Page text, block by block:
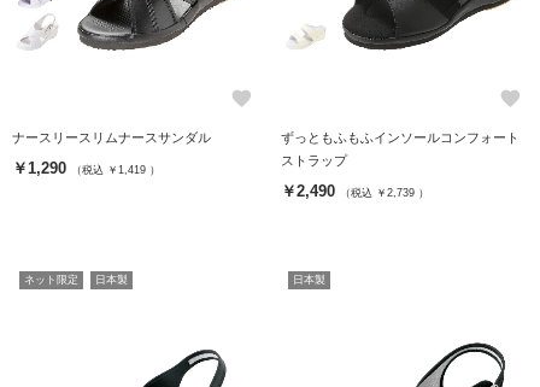
favorite
ナースリースリムナースサンダル
￥1,290 （税込 ￥1,419 ）
favorite
ずっともふもふインソールコンフォート
ストラップ
￥2,490 （税込 ￥2,739 ）
ネット限定 日本製 日本製